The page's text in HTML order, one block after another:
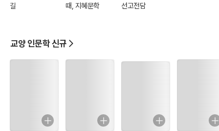
길
때, 지혜문학
선고전담
교양 인문학 신규